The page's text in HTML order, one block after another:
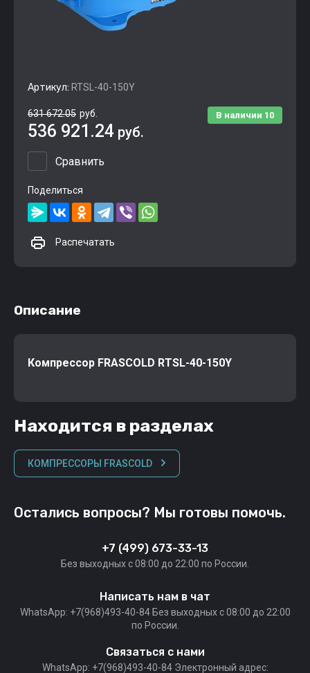
Артикул: RTSL-40-150Y
В наличии 10
631 672.05 руб.
536 921.24 руб.
Сравнить
Поделиться
Распечатать
Описание
Компрессор FRASCOLD RTSL-40-150Y
Находится в разделах
КОМПРЕССОРЫ FRASCOLD
Остались вопросы? Мы готовы помочь.
+7 (499) 673-33-13
Без выходных c 08:00 до 22:00 по России.
Написать нам в чат
WhatsApp: +7(968)493-40-84 Без выходных c 08:00 до 22:00
по России.
Связаться с нами
WhatsApp: +7(968)493-40-84 Электронный адрес: